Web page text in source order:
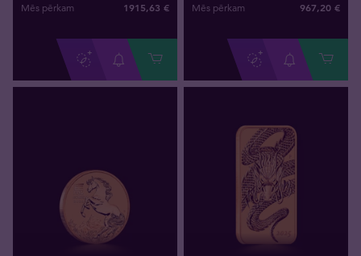
Mēs pērkam 1915,63 € Mēs pērkam 967,20 €